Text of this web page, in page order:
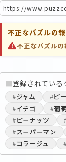
不正なパズルの
不正なパズルの
■登録されている
#ジャム #ピ
#イチゴ #葡
#ピーナッツ
#スーパーマン
#コラージュ #